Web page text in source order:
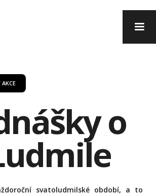
AKCE
o
svatoludmilské období, a to